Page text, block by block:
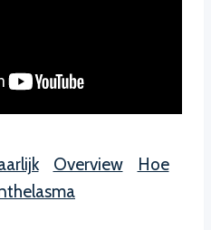
Overview
Hoe